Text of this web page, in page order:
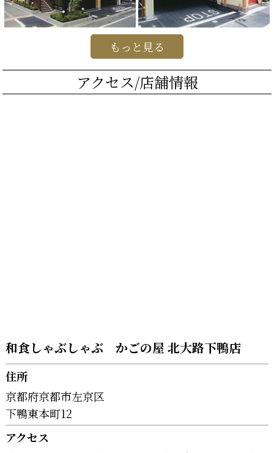
もっと見る
アクセス/店舗情報
和食しゃぶしゃぶ かごの屋 北大路下鴨店
住所
京都府京都市左京区
下鴨東本町12
アクセス